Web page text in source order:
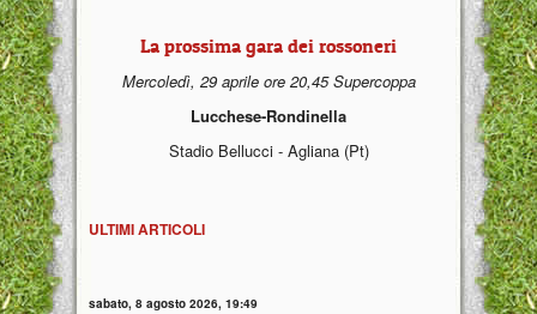
La prossima gara dei rossoneri
Mercoledì, 29 aprile ore 20,45 Supercoppa
Lucchese-Rondinella
Stadio Bellucci - Agliana (Pt)
ULTIMI ARTICOLI
sabato, 8 agosto 2026, 19:49